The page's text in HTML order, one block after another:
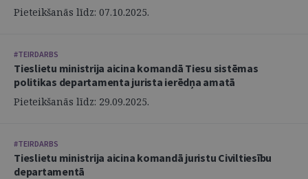
Pieteikšanās līdz: 07.10.2025.
#TEIRDARBS
Tieslietu ministrija aicina komandā Tiesu sistēmas
politikas departamenta jurista ierēdņa amatā
Pieteikšanās līdz: 29.09.2025.
#TEIRDARBS
Tieslietu ministrija aicina komandā juristu Civiltiesību
departamentā